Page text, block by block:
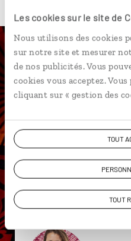
Les cookies sur le site de
Nous utilisons des cookies
sur notre site et mesurer
de nos publicités. Vous
cookies vous acceptez.
cliquant sur « gestion des
TOUT
TOUT
Une
Kalaw
Irrawady Marché de